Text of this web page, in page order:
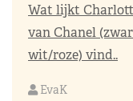
Wat lijkt
van Chanel
wit/roze) vind..
EvaK